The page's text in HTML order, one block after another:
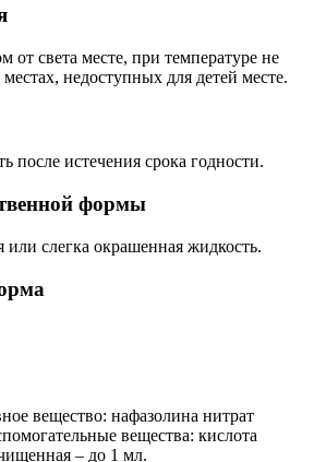
света месте, при температуре не
недоступных для детей месте.
после истечения срока годности.
формы
или слегка окрашенная жидкость.
вещество: нафазолина нитрат
вещества: кислота
– до 1 мл.